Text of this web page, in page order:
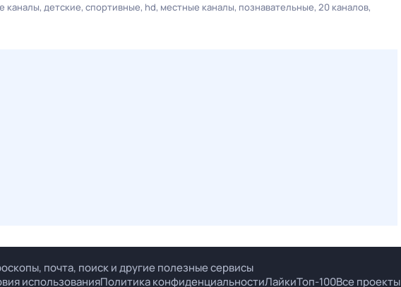
каналы детские спортивные hd местные каналы познавательные 20 каналов
почта, поиск и другие полезные сервисы
использованияПолитика конфиденциальностиЛайкиТоп-100Все проекты